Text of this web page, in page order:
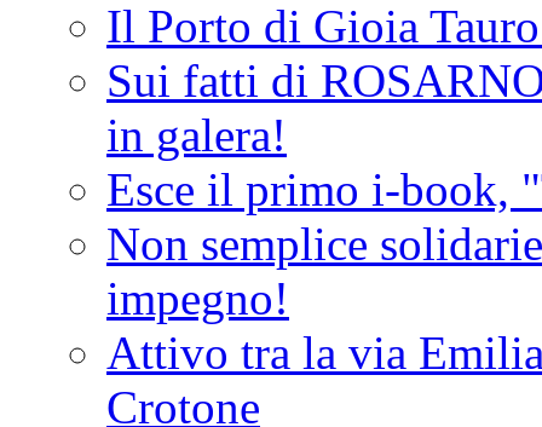
Il Porto di Gioia
Sui fatti di
in galera!
Esce il primo i-book,
Non semplice
impegno!
Attivo tra la via
Crotone